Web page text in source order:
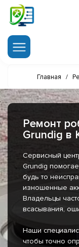
Главная /
Ремонт
Grundig в
Сервисный
Grundig
будь то
изношенные
Владельцы
всасывания,
Наши
чтобы точно